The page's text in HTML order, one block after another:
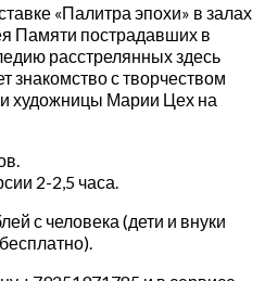
«Палитра эпохи» в залах
Памяти пострадавших в
расстрелянных здесь
знакомство с творчеством
художницы Марии Цех на
2-2,5 часа.
с человека (дети и внуки